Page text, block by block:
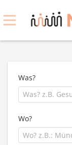
Was?
Wo?